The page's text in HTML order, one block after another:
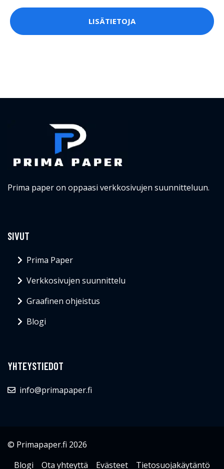
LISÄTIETOJA
Prima paper on oppaasi verkkosivujen suunnitteluun.
SIVUT
Prima Paper
Verkkosivujen suunnittelu
Graafinen ohjeistus
Blogi
YHTEYSTIEDOT
info@primapaper.fi
© Primapaper.fi 2026
Blogi
Ota yhteyttä Evästeet Tietosuojakäytäntö